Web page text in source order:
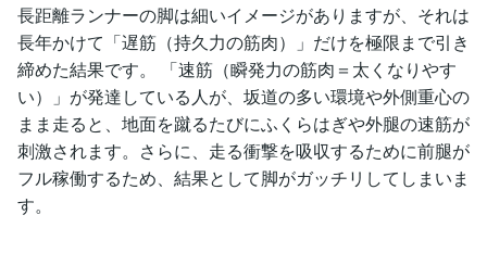
長距離ランナーの脚は細いイメージがありますが、それは
長年かけて「遅筋（持久力の筋肉）」だけを極限まで引き
締めた結果です。 「速筋（瞬発力の筋肉＝太くなりやす
い）」が発達している人が、坂道の多い環境や外側重心の
まま走ると、地面を蹴るたびにふくらはぎや外腿の速筋が
刺激されます。さらに、走る衝撃を吸収するために前腿が
フル稼働するため、結果として脚がガッチリしてしまいま
す。